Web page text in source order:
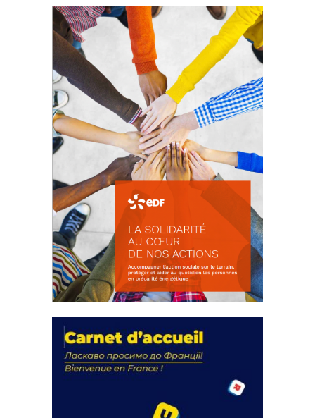
La prévention des conflits
d’intérêts
18 septembre 2023
FEUILLETER
actions
18 septembre 2023
FEUILLETER